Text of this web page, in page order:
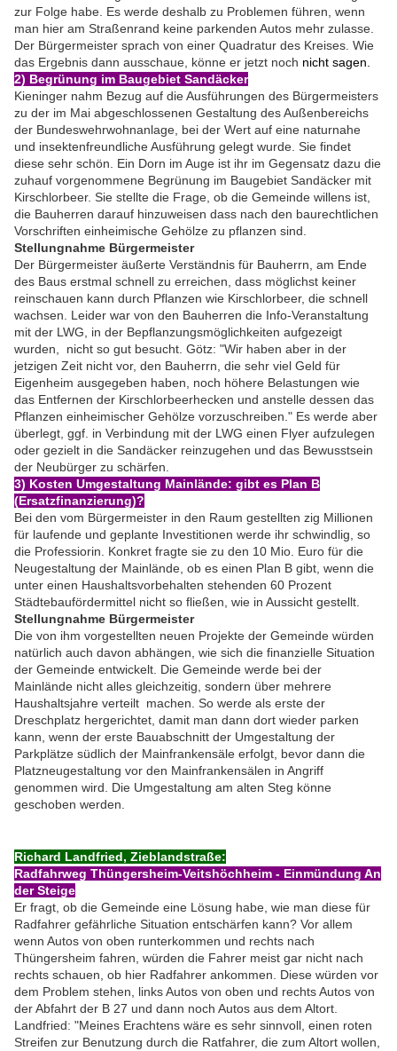
zur Folge habe. Es werde deshalb zu Problemen führen, wenn
man hier am Straßenrand keine parkenden Autos mehr zulasse.
Der Bürgermeister sprach von einer Quadratur des Kreises. Wie
das Ergebnis dann ausschaue, könne er jetzt noch nicht sagen.
2) Begrünung im Baugebiet Sandäcker
Kieninger nahm Bezug auf die Ausführungen des Bürgermeisters
zu der im Mai abgeschlossenen Gestaltung des Außenbereichs
der Bundeswehrwohnanlage, bei der Wert auf eine naturnahe
und insektenfreundliche Ausführung gelegt wurde. Sie findet
diese sehr schön. Ein Dorn im Auge ist ihr im Gegensatz dazu die
zuhauf vorgenommene Begrünung im Baugebiet Sandäcker mit
Kirschlorbeer. Sie stellte die Frage, ob die Gemeinde willens ist,
die Bauherren darauf hinzuweisen dass nach den baurechtlichen
Vorschriften einheimische Gehölze zu pflanzen sind.
Stellungnahme Bürgermeister
Der Bürgermeister äußerte Verständnis für Bauherrn, am Ende
des Baus erstmal schnell zu erreichen, dass möglichst keiner
reinschauen kann durch Pflanzen wie Kirschlorbeer, die schnell
wachsen. Leider war von den Bauherren die Info-Veranstaltung
mit der LWG, in der Bepflanzungsmöglichkeiten aufgezeigt
wurden, nicht so gut besucht. Götz: "Wir haben aber in der
jetzigen Zeit nicht vor, den Bauherrn, die sehr viel Geld für
Eigenheim ausgegeben haben, noch höhere Belastungen wie
das Entfernen der Kirschlorbeerhecken und anstelle dessen das
Pflanzen einheimischer Gehölze vorzuschreiben." Es werde aber
überlegt, ggf. in Verbindung mit der LWG einen Flyer aufzulegen
oder gezielt in die Sandäcker reinzugehen und das Bewusstsein
der Neubürger zu schärfen.
3) Kosten Umgestaltung Mainlände: gibt es Plan B
(Ersatzfinanzierung)?
Bei den vom Bürgermeister in den Raum gestellten zig Millionen
für laufende und geplante Investitionen werde ihr schwindlig, so
die Professiorin. Konkret fragte sie zu den 10 Mio. Euro für die
Neugestaltung der Mainlände, ob es einen Plan B gibt, wenn die
unter einen Haushaltsvorbehalten stehenden 60 Prozent
Städtebaufördermittel nicht so fließen, wie in Aussicht gestellt.
Stellungnahme Bürgermeister
Die von ihm vorgestellten neuen Projekte der Gemeinde würden
natürlich auch davon abhängen, wie sich die finanzielle Situation
der Gemeinde entwickelt. Die Gemeinde werde bei der
Mainlände nicht alles gleichzeitig, sondern über mehrere
Haushaltsjahre verteilt machen. So werde als erste der
Dreschplatz hergerichtet, damit man dann dort wieder parken
kann, wenn der erste Bauabschnitt der Umgestaltung der
Parkplätze südlich der Mainfrankensäle erfolgt, bevor dann die
Platzneugestaltung vor den Mainfrankensälen in Angriff
genommen wird. Die Umgestaltung am alten Steg könne
geschoben werden.
Richard Landfried, Zieblandstraße:
Radfahrweg Thüngersheim-Veitshöchheim - Einmündung An
der Steige
Er fragt, ob die Gemeinde eine Lösung habe, wie man diese für
Radfahrer gefährliche Situation entschärfen kann? Vor allem
wenn Autos von oben runterkommen und rechts nach
Thüngersheim fahren, würden die Fahrer meist gar nicht nach
rechts schauen, ob hier Radfahrer ankommen. Diese würden vor
dem Problem stehen, links Autos von oben und rechts Autos von
der Abfahrt der B 27 und dann noch Autos aus dem Altort.
Landfried: "Meines Erachtens wäre es sehr sinnvoll, einen roten
Streifen zur Benutzung durch die Ratfahrer, die zum Altort wollen,